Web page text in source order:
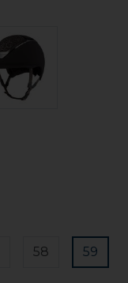
58 59